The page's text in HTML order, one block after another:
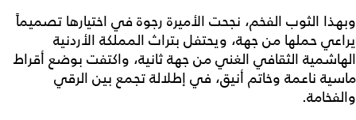
وبهذا الثوب الفخم، نجحت الأميرة رجوة في اختيارها تصميماً
يراعي حملها من جهة، ويحتفل بتراث المملكة الأردنية
الهاشمية الثقافي الغني من جهة ثانية، واكتفت بوضع أقراط
ماسية ناعمة وخاتم أنيق، في إطلالة تجمع بين الرقي
والفخامة.